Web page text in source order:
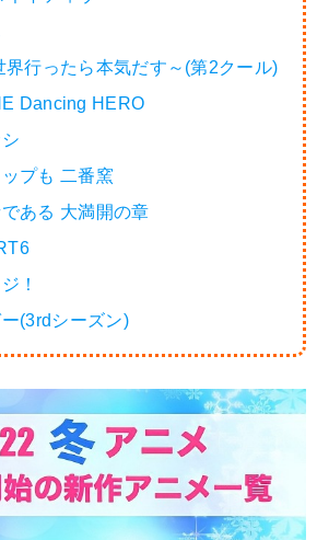
界行ったら本気だす～(第2クール)
Dancing HERO
プも 二番窯
ある 大満開の章
！
(3rdシーズン)